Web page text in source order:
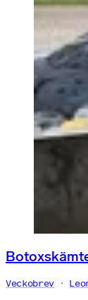
Veckobrev